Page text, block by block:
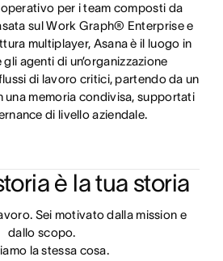
per i team composti da
sul Work Graph® Enterprise e
multiplayer, Asana è il luogo in
agenti di un’organizzazione
di lavoro critici, partendo da un
una memoria condivisa, supportati
di livello aziendale.
è la tua storia
Sei motivato dalla mission e
dallo scopo.
la stessa cosa.